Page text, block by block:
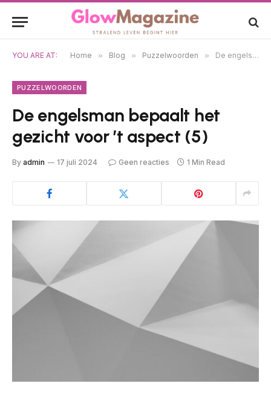
YOU ARE AT: Home » Blog » Puzzelwoorden » De engelsman bepaalt het gezicht voor ’t aspect (5)
PUZZELWOORDEN
De engelsman bepaalt het
gezicht voor ’t aspect (5)
By admin 17 juli 2024 Geen reacties 1 Min Read